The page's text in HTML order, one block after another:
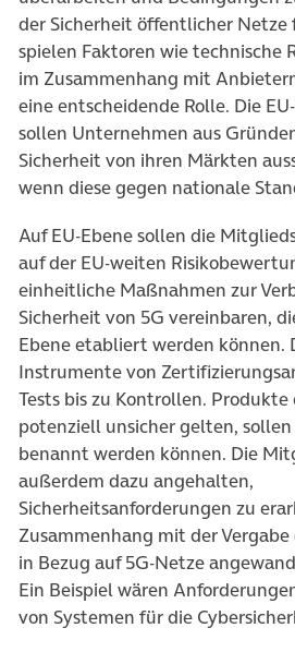
der Sicherheit öffentlicher Netze
spielen Faktoren wie technische
im Zusammenhang mit
eine entscheidende Rolle. Die
sollen Unternehmen aus
Sicherheit von ihren Märkten
wenn diese gegen nationale
Auf EU-Ebene sollen die
auf der EU-weiten
einheitliche Maßnahmen zur
Sicherheit von 5G vereinbaren,
Ebene etabliert werden können.
Instrumente von
Tests bis zu Kontrollen.
potenziell unsicher gelten,
benannt werden können. Die
außerdem dazu angehalten,
Sicherheitsanforderungen zu
Zusammenhang mit der
in Bezug auf 5G-Netze
Ein Beispiel wären
von Systemen für die